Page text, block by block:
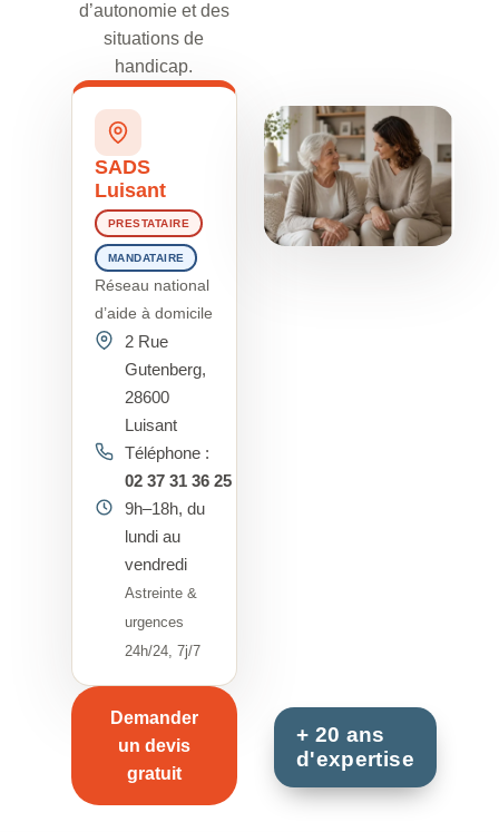
d’autonomie et des
situations de
handicap.
SADS
Luisant
PRESTATAIRE
MANDATAIRE
Réseau national
d’aide à domicile
2 Rue
Gutenberg,
28600
Luisant
Téléphone :
02 37 31 36 25
9h–18h, du
lundi au
vendredi
Astreinte &
urgences
24h/24, 7j/7
Demander
un devis
gratuit